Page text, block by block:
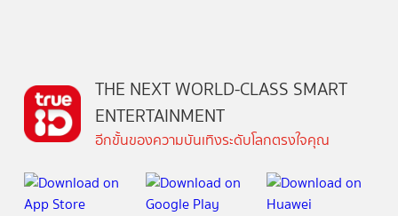
THE NEXT WORLD-CLASS SMART
ENTERTAINMENT
อีกขั้นของความบันเทิงระดับโลกตรงใจคุณ